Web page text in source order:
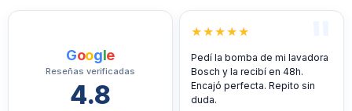
Google
Reseñas verificadas
4.8
★★★★★
Pedí la bomba de mi lavadora
Bosch y la recibí en 48h.
Encajó perfecta. Repito sin
duda.